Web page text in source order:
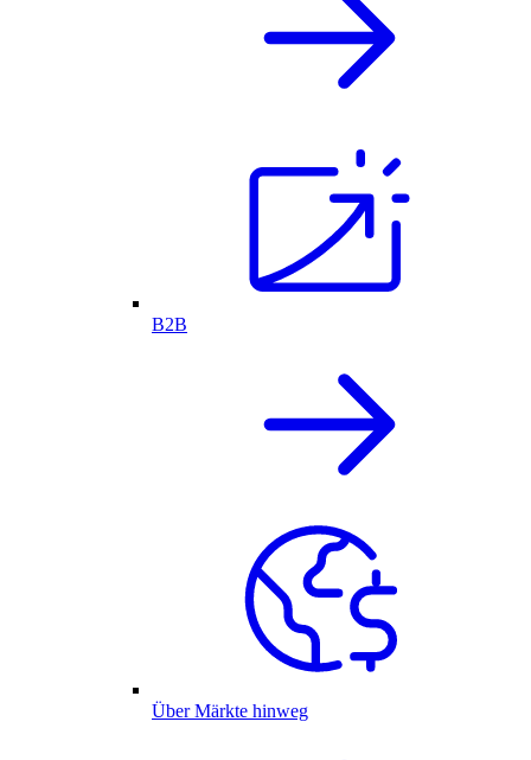
B2B
Über Märkte hinweg